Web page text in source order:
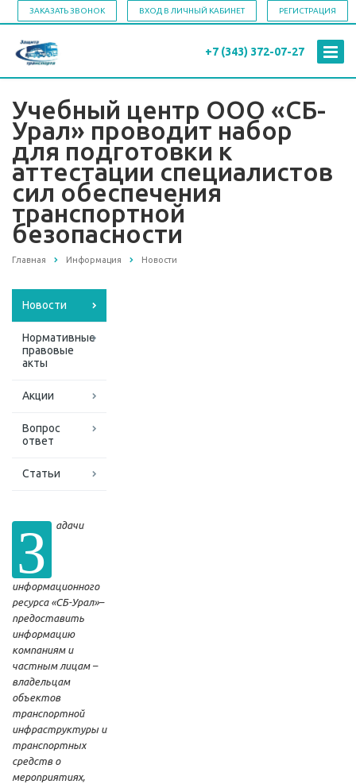
ЗАКАЗАТЬ ЗВОНОК ВХОД В ЛИЧНЫЙ КАБИНЕТ РЕГИСТРАЦИЯ
+7 (343) 372-07-27
Учебный центр ООО «СБ-
Урал» проводит набор
для подготовки к
аттестации специалистов
сил обеспечения
транспортной
безопасности
Главная Информация Новости
Новости
Нормативные
правовые
акты
Акции
Вопрос
ответ
Статьи
З адачи
информационного
ресурса «СБ-Урал»–
предоставить
информацию
компаниям и
частным лицам –
владельцам
объектов
транспортной
инфраструктуры и
транспортных
средств о
мероприятиях,